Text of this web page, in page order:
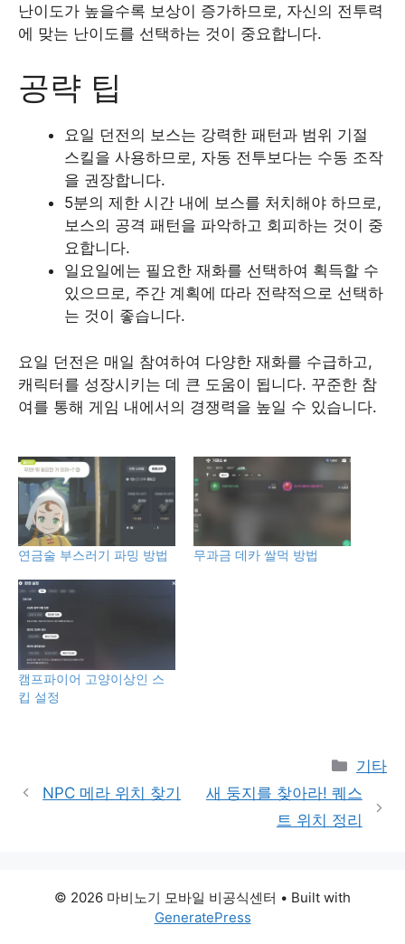
난이도가 높을수록 보상이 증가하므로, 자신의 전투력
에 맞는 난이도를 선택하는 것이 중요합니다.​
공략 팁
요일 던전의 보스는 강력한 패턴과 범위 기절
스킬을 사용하므로, 자동 전투보다는 수동 조작
을 권장합니다.
5분의 제한 시간 내에 보스를 처치해야 하므로,
보스의 공격 패턴을 파악하고 회피하는 것이 중
요합니다.
일요일에는 필요한 재화를 선택하여 획득할 수
있으므로, 주간 계획에 따라 전략적으로 선택하
는 것이 좋습니다.
요일 던전은 매일 참여하여 다양한 재화를 수급하고,
캐릭터를 성장시키는 데 큰 도움이 됩니다. 꾸준한 참
여를 통해 게임 내에서의 경쟁력을 높일 수 있습니다.
연금술 부스러기 파밍 방법 무과금 데카 쌀먹 방법
캠프파이어 고양이상인 스
킵 설정
기타
NPC 메라 위치 찾기
새 둥지를 찾아라! 퀘스
트 위치 정리
© 2026 마비노기 모바일 비공식센터 • Built with
GeneratePress